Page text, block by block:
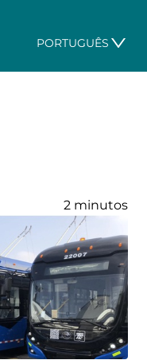
PORTUGUÊS
2 minutos